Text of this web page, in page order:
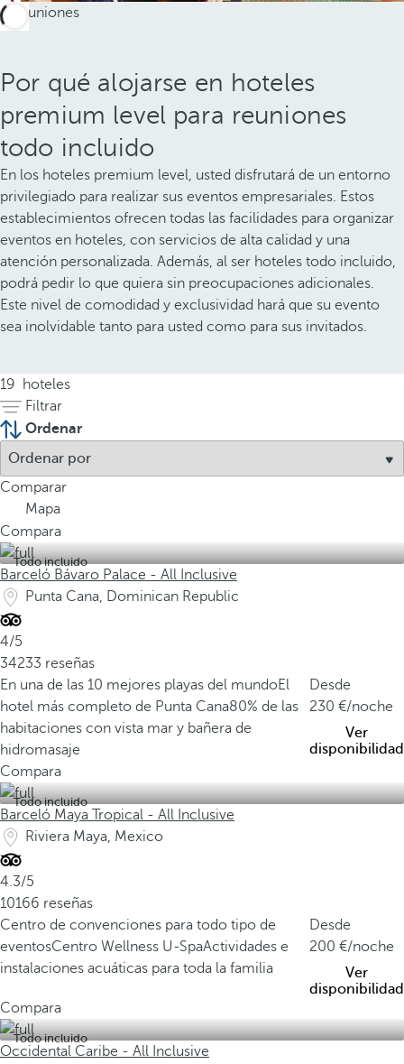
Por qué alojarse en hoteles
premium level para reuniones
todo incluido
En los hoteles premium level, usted disfrutará de un entorno
privilegiado para realizar sus eventos empresariales. Estos
establecimientos ofrecen todas las facilidades para organizar
eventos en hoteles, con servicios de alta calidad y una
atención personalizada. Además, al ser hoteles todo incluido,
podrá pedir lo que quiera sin preocupaciones adicionales.
Este nivel de comodidad y exclusividad hará que su evento
sea inolvidable tanto para usted como para sus invitados.
19
hoteles
Filtrar
Ordenar
Comparar
Mapa
Compara
Todo incluido
Barceló Bávaro Palace - All Inclusive
Punta Cana, Dominican Republic
4/5
34233 reseñas
En una de las 10 mejores playas del mundoEl
hotel más completo de Punta Cana80% de las
habitaciones con vista mar y bañera de
hidromasaje
Desde
230
/noche
Ver
disponibilidad
Compara
Todo incluido
Barceló Maya Tropical - All Inclusive
Riviera Maya, Mexico
4.3/5
10166 reseñas
Centro de convenciones para todo tipo de
eventosCentro Wellness U-SpaActividades e
instalaciones acuáticas para toda la familia
Desde
200
/noche
Ver
disponibilidad
Compara
Todo incluido
Occidental Caribe - All Inclusive